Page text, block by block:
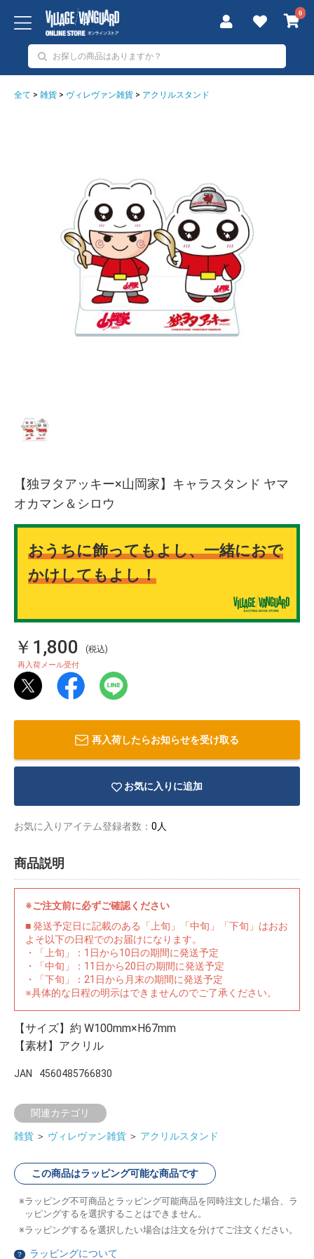
0
全て > 雑貨 > ヴィレヴァン雑貨 > アクリルスタンド
【独ヲタアッキー×山岡家】キャラスタンド ヤマ
オカマン＆シロウ
おうちに飾ってもよし、一緒におで
かけしてもよし！
￥1,800 (税込)
再入荷メール受付
再入荷したらお知らせを受け取る
お気に入りに追加
お気に入りアイテム登録者数： 0人
商品説明
※ご注文前に必ずご確認ください
■ 発送予定日に記載のある「上旬」「中旬」「下旬」はおお
よそ以下の日程でのお届けになります。
・「上旬」：1日から10日の期間に発送予定
・「中旬」：11日から20日の期間に発送予定
・「下旬」：21日から月末の期間に発送予定
※具体的な日程の明示はできませんのでご了承ください。
【サイズ】約 W100mm×H67mm
【素材】アクリル
JAN 4560485766830
関連カテゴリ
雑貨 ＞ ヴィレヴァン雑貨 ＞ アクリルスタンド
この商品はラッピング可能な商品です
ラッピング不可商品とラッピング可能商品を同時注文した場合、ラ
ッピングするを選択することはできません。
ラッピングするを選択したい場合は注文を分けてご注文ください。
？ ラッピングについて
イラストレ
ーター
アダルトグ
ッズ